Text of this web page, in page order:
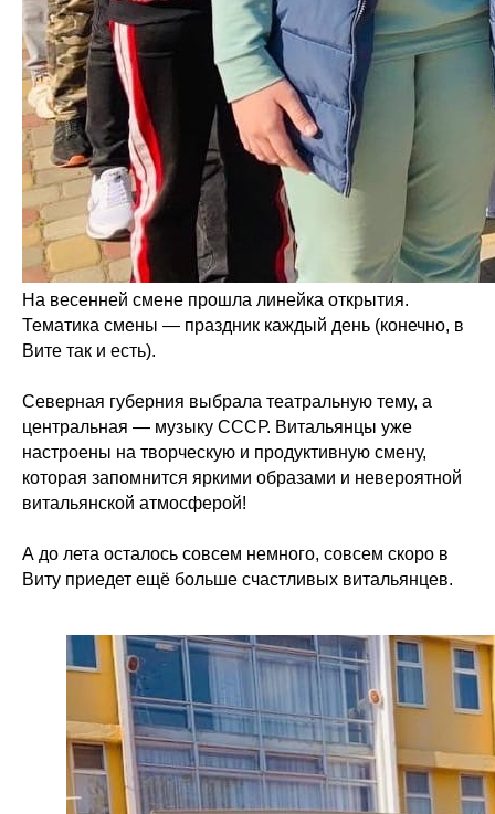
На весенней смене прошла линейка открытия.
Тематика смены — праздник каждый день (конечно, в
Вите так и есть).
Северная губерния выбрала театральную тему, а
центральная — музыку СССР. Витальянцы уже
настроены на творческую и продуктивную смену,
которая запомнится яркими образами и невероятной
витальянской атмосферой!
А до лета осталось совсем немного, совсем скоро в
Виту приедет ещё больше счастливых витальянцев.